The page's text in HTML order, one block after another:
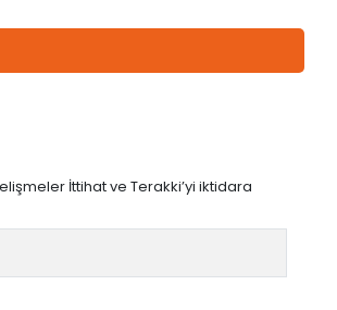
İttihat ve Terakki’yi iktidara